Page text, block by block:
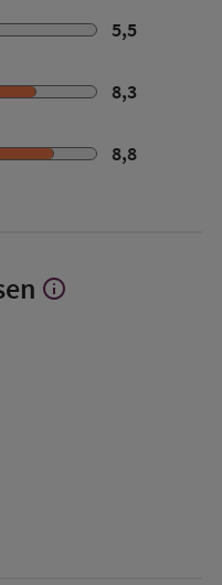
5,5
8,3
8,8
Visa
info